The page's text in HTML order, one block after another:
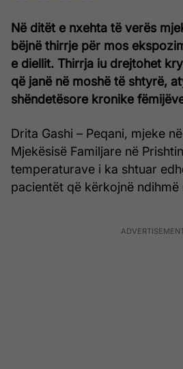
Në ditët e nxehta të verës
bëjnë thirrje për mos
e diellit. Thirrja iu drejtohet
që janë në moshë të shtyrë,
shëndetësore kronike
Drita Gashi – Peqani, mjeke
Mjekësisë Familjare në
temperaturave i ka shtuar
pacientët që kërkojnë